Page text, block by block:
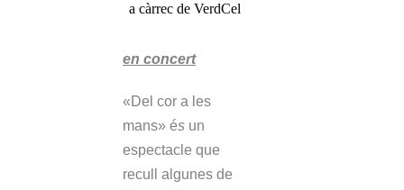
a càrrec de VerdCel
en concert
«Del cor a les
mans» és un
espectacle que
recull algunes de